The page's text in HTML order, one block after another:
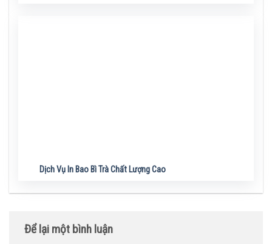
Dịch Vụ In Bao Bì Trà Chất Lượng Cao
Để lại một bình luận